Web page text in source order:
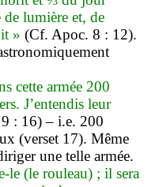
lumière et, de
» (Cf. Apoc. 8 : 12).
cette armée 200
J’entendis leur
: 16) – i.e. 200
(verset 17). Même
une telle armée.
le (le rouleau) ; il sera